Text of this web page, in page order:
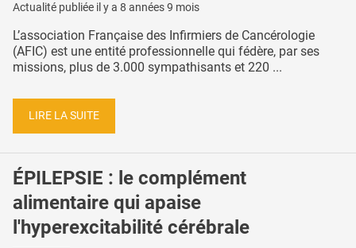
Actualité publiée il y a 8 années 9 mois
L’association Française des Infirmiers de Cancérologie
(AFIC) est une entité professionnelle qui fédère, par ses
missions, plus de 3.000 sympathisants et 220 ...
LIRE LA SUITE
ÉPILEPSIE : le complément
alimentaire qui apaise
l'hyperexcitabilité cérébrale